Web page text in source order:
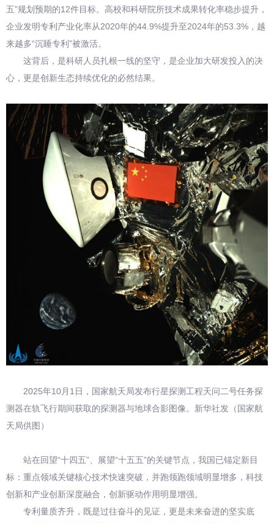
五”规划预期的12件目标。高校和科研院所技术成果转化率稳步提升，
企业发明专利产业化率从2020年的44.9%提升至2024年的53.3%，越
来越多“沉睡专利”被激活。
这背后，是科研人员扎根一线的坚守，是企业加大研发投入的决
心，更是创新生态持续优化的必然结果。
2025年10月1日，国家航天局发布行星探测工程天问二号任务探
测器在轨飞行期间获取的探测器与地球合影图像。新华社发（国家航
天局供图）
站在回望“十四五”、展望“十五五”的关键节点，我国已锚定新目
标：重点领域关键核心技术快速突破，并跑领跑领域明显增多，科技
创新和产业创新深度融合，创新驱动作用明显增强。
专利量质齐升，既是过往奋斗的见证，更是未来奋进的坚实底